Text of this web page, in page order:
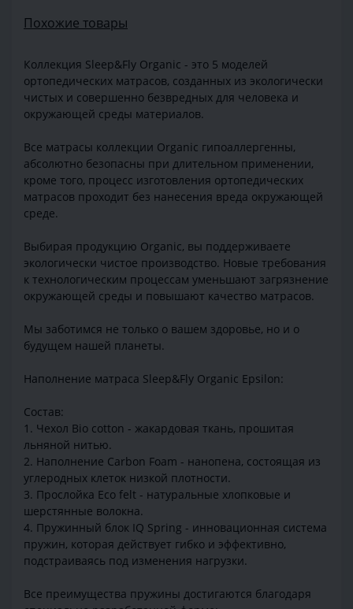
Похожие товары
Коллекция Sleep&Fly Organic - это 5 моделей
ортопедических матрасов, созданных из экологически
чистых и совершенно безвредных для человека и
окружающей среды материалов.
Все матрасы коллекции Organic гипоаллергенны,
абсолютно безопасны при длительном применении,
кроме того, процесс изготовления ортопедических
матрасов проходит без нанесения вреда окружающей
среде.
Выбирая продукцию Organic, вы поддерживаете
экологически чистое производство. Новые требования
к технологическим процессам уменьшают загрязнение
окружающей среды и повышают качество матрасов.
Мы заботимся не только о вашем здоровье, но и о
будущем нашей планеты.
Наполнение матраса Sleep&Fly Organic Epsilon:
Состав:
1. Чехол Bio cotton - жакардовая ткань, прошитая
льняной нитью.
2. Наполнение Carbon Foam - нанопена, состоящая из
углеродных клеток низкой плотности.
3. Прослойка Eco felt - натуральные хлопковые и
шерстянные волокна.
4. Пружинный блок IQ Spring - инновационная система
пружин, которая действует гибко и эффективно,
подстраиваясь под изменения нагрузки.
Все преимущества пружины достигаются благодаря